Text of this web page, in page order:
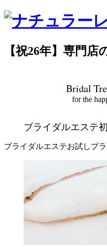
【祝26年】専門
Bridal
for the
ブライダルエステ
ブライダルエステお試しプ